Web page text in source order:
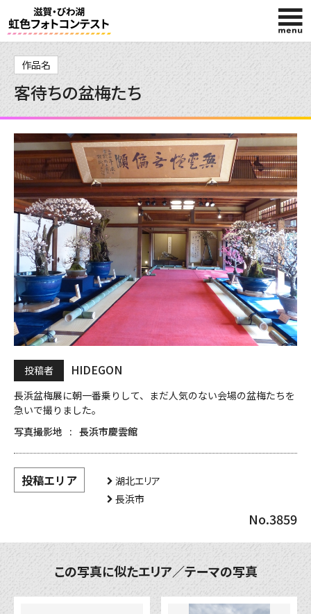
HOME
今回の賞品
応募規約
入賞作品
投稿作品
作品名
客待ちの盆梅たち
投稿者 HIDEGON
長浜盆梅展に朝一番乗りして、まだ人気のない会場の盆梅たちを
急いで撮りました。
写真撮影地
長浜市慶雲館
投稿エリア
湖北エリア
長浜市
No.3859
この写真に似たエリア／テーマの写真